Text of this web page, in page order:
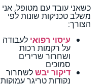
כשאני עובד עם מטופל, אני
משלב טכניקות שונות לפי
הצורך:
עיסוי רפואי לעבודה
על רקמות רכות
ושחרור שרירים
סמוכים
דיקור יבשלשחרור
נקודות טריגר עמוקות